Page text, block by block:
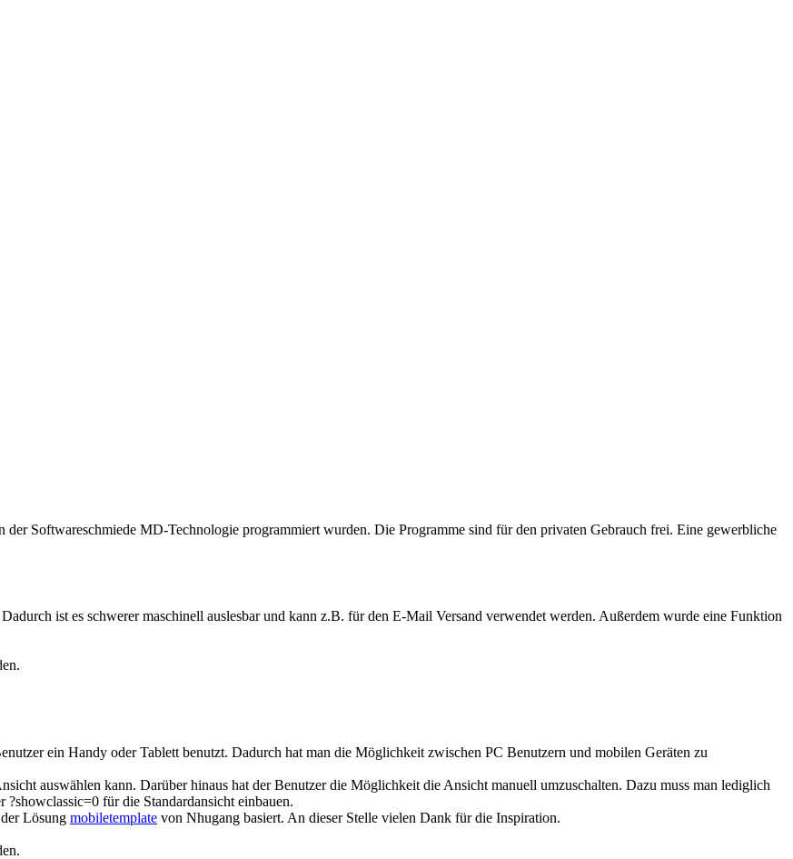
Softwareschmiede MD-Technologie programmiert wurden. Die Programme sind für den privaten Gebrauch frei. Eine gewerbliche
ist es schwerer maschinell auslesbar und kann z.B. für den E-Mail Versand verwendet werden. Außerdem wurde eine Funktion
ein Handy oder Tablett benutzt. Dadurch hat man die Möglichkeit zwischen PC Benutzern und mobilen Geräten zu
auswählen kann. Darüber hinaus hat der Benutzer die Möglichkeit die Ansicht manuell umzuschalten. Dazu muss man lediglich
für die Standardansicht einbauen.
Lösung mobiletemplate von Nhugang basiert. An dieser Stelle vielen Dank für die Inspiration.